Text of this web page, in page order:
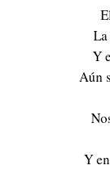
Y
Aún
Y